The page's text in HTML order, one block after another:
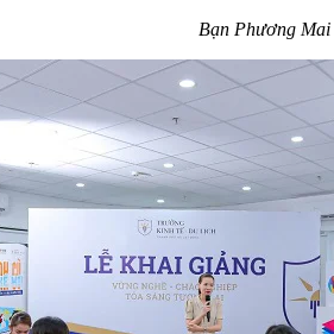
Bạn Phương